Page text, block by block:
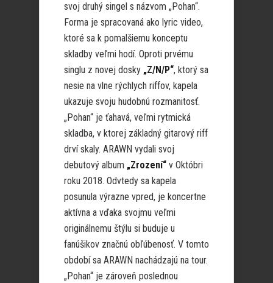
svoj druhý singel s názvom „Pohan“.
Forma je spracovaná ako lyric video,
ktoré sa k pomalšiemu konceptu
skladby veľmi hodí. Oproti prvému
singlu z novej dosky „Z/N/P“, ktorý sa
nesie na vlne rýchlych riffov, kapela
ukazuje svoju hudobnú rozmanitosť.
„Pohan“ je ťahavá, veľmi rytmická
skladba, v ktorej základný gitarový riff
drví skaly. ARAWN vydali svoj
debutový album „Zrození“ v Októbri
roku 2018. Odvtedy sa kapela
posunula výrazne vpred, je koncertne
aktívna a vďaka svojmu veľmi
originálnemu štýlu si buduje u
fanúšikov značnú obľúbenosť. V tomto
období sa ARAWN nachádzajú na tour.
„Pohan“ je zároveň poslednou